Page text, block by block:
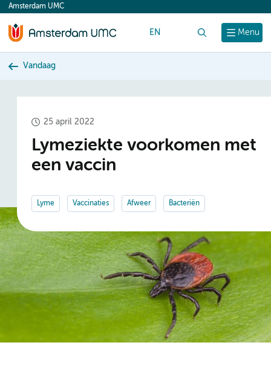
content
Menu
Amsterdam UMC
EN
Vandaag
25 april 2022
Lymeziekte voorkomen met
een vaccin
Lyme Vaccinaties Afweer Bacteriën